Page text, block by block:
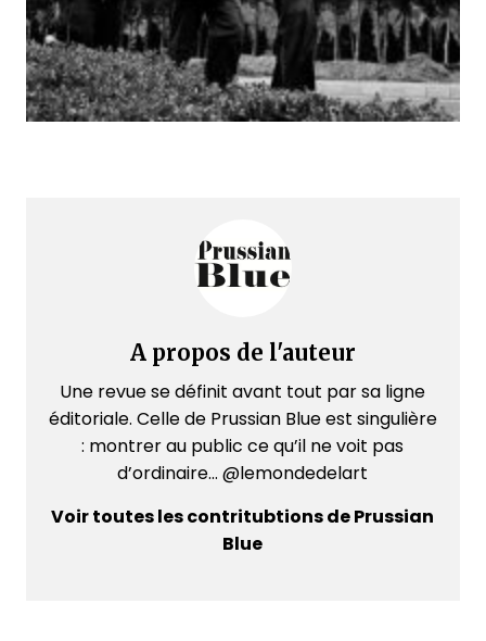
A propos de l'auteur
Une revue se définit avant tout par sa ligne
éditoriale. Celle de Prussian Blue est singulière
: montrer au public ce qu’il ne voit pas
d’ordinaire... @lemondedelart
Voir toutes les contritubtions de Prussian
Blue